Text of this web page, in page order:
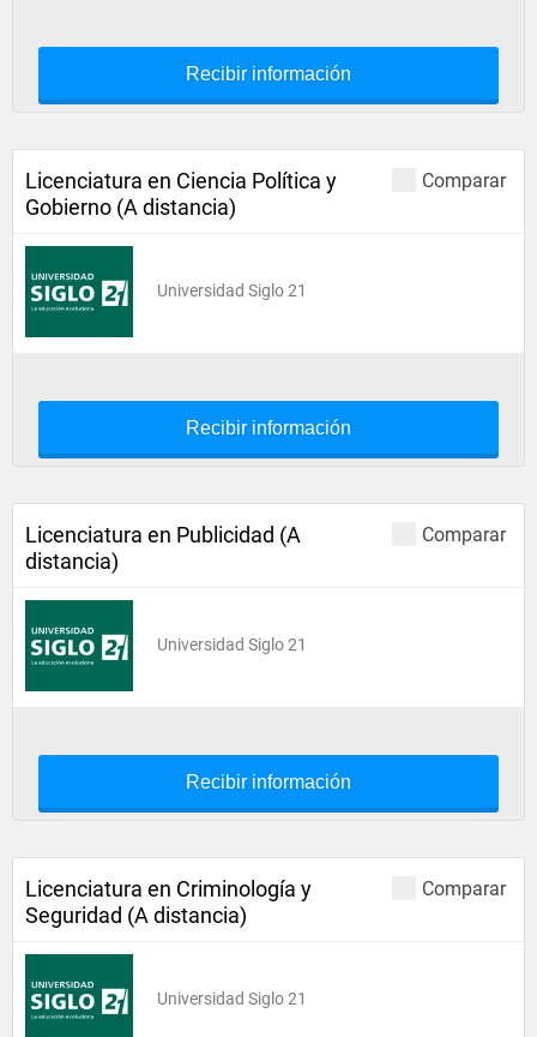
Recibir información
Comparar
Licenciatura en Ciencia Política y
Gobierno (A distancia)
Universidad Siglo 21
Recibir información
Comparar
Licenciatura en Publicidad (A
distancia)
Universidad Siglo 21
Recibir información
Comparar
Licenciatura en Criminología y
Seguridad (A distancia)
Universidad Siglo 21